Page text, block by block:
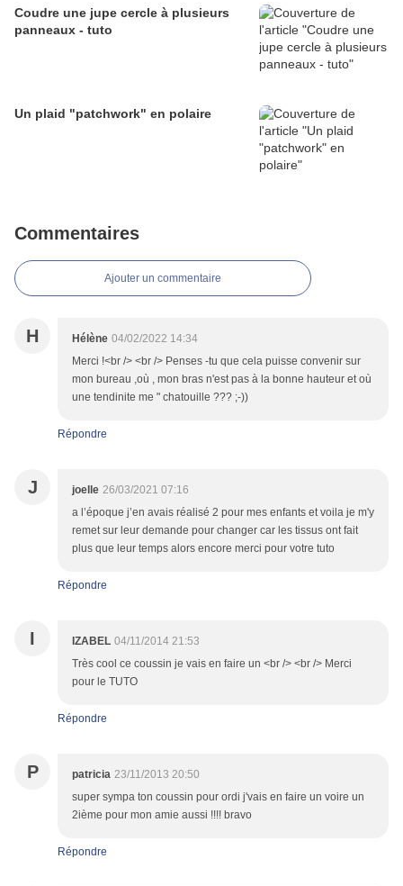
Coudre une jupe cercle à plusieurs
panneaux - tuto
Un plaid "patchwork" en polaire
Commentaires
Ajouter un commentaire
H Hélène 04/02/2022 14:34
Merci !<br /> <br /> Penses -tu que cela puisse convenir sur
mon bureau ,où , mon bras n'est pas à la bonne hauteur et où
une tendinite me " chatouille ??? ;-))
Répondre
J joelle 26/03/2021 07:16
a l’époque j’en avais réalisé 2 pour mes enfants et voila je m'y
remet sur leur demande pour changer car les tissus ont fait
plus que leur temps alors encore merci pour votre tuto
Répondre
I IZABEL 04/11/2014 21:53
Très cool ce coussin je vais en faire un <br /> <br /> Merci
pour le TUTO
Répondre
P patricia 23/11/2013 20:50
super sympa ton coussin pour ordi j'vais en faire un voire un
2ième pour mon amie aussi !!!! bravo
Répondre